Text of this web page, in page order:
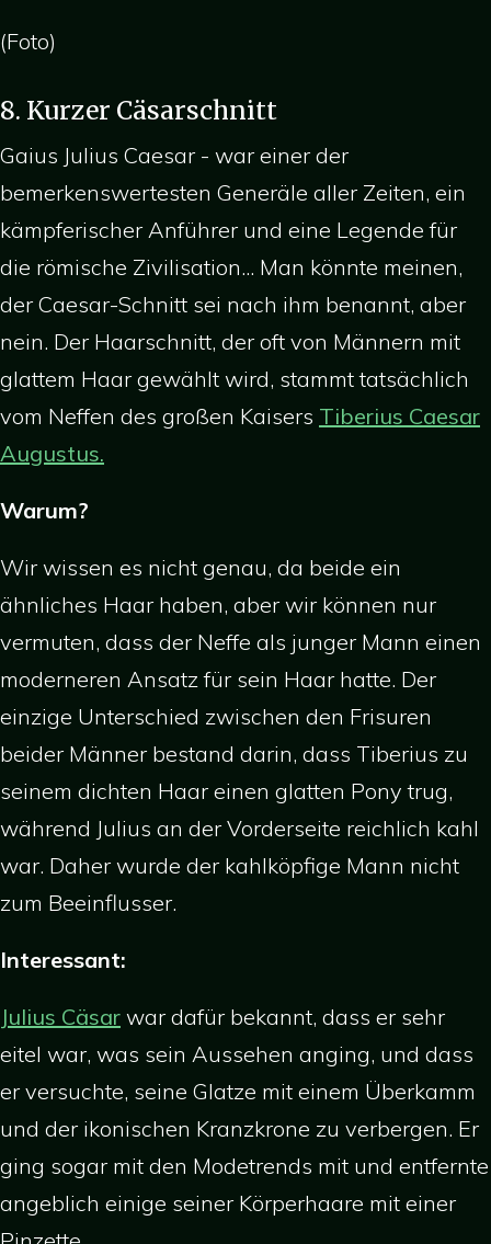
(Foto)
8. Kurzer Cäsarschnitt
Gaius Julius Caesar - war einer der
bemerkenswertesten Generäle aller Zeiten, ein
kämpferischer Anführer und eine Legende für
die römische Zivilisation... Man könnte meinen,
der Caesar-Schnitt sei nach ihm benannt, aber
nein. Der Haarschnitt, der oft von Männern mit
glattem Haar gewählt wird, stammt tatsächlich
vom Neffen des großen Kaisers Tiberius Caesar
Augustus.
Warum?
Wir wissen es nicht genau, da beide ein
ähnliches Haar haben, aber wir können nur
vermuten, dass der Neffe als junger Mann einen
moderneren Ansatz für sein Haar hatte. Der
einzige Unterschied zwischen den Frisuren
beider Männer bestand darin, dass Tiberius zu
seinem dichten Haar einen glatten Pony trug,
während Julius an der Vorderseite reichlich kahl
war. Daher wurde der kahlköpfige Mann nicht
zum Beeinflusser.
Interessant:
Julius Cäsar war dafür bekannt, dass er sehr
eitel war, was sein Aussehen anging, und dass
er versuchte, seine Glatze mit einem Überkamm
und der ikonischen Kranzkrone zu verbergen. Er
ging sogar mit den Modetrends mit und entfernte
angeblich einige seiner Körperhaare mit einer